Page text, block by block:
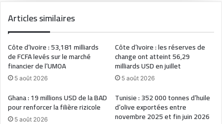
Articles similaires
Côte d’Ivoire : 53,181 milliards
de FCFA levés sur le marché
financier de l’UMOA
5 août 2026
Côte d’Ivoire : les réserves de
change ont atteint 56,29
milliards USD en juillet
5 août 2026
Ghana : 19 millions USD de la BAD
pour renforcer la filière rizicole
5 août 2026
Tunisie : 352 000 tonnes d’huile
d’olive exportées entre
novembre 2025 et fin juin 2026